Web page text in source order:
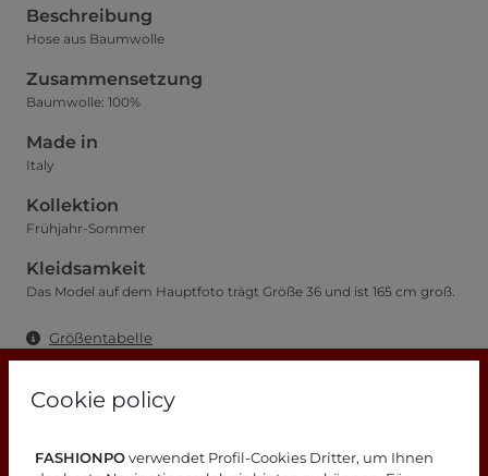
Cookie policy
FASHIONPOverwendet Profil-Cookies Dritter, um Ihnen
Beschreibung
Hose aus Baumwolle
Zusammensetzung
Baumwolle: 100%
Made in
Italy
Kollektion
Frühjahr-Sommer
Kleidsamkeit
Das Model auf dem Hauptfoto trägt Größe 36 und ist 165 cm groß.
Größentabelle